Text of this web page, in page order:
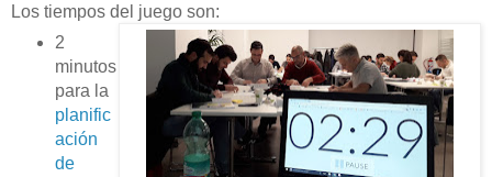
Los tiempos del juego son:
2
minutos
para la
planific
ación
de